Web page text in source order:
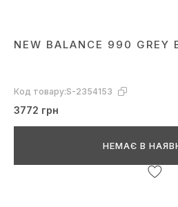
NEW BALANCE 990 GREY
Код товару:S-2354153
3772 грн
НЕМАЄ В